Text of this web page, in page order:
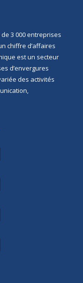
3 000 entreprises
chiffre d’affaires
est un secteur
d’envergures
des activités